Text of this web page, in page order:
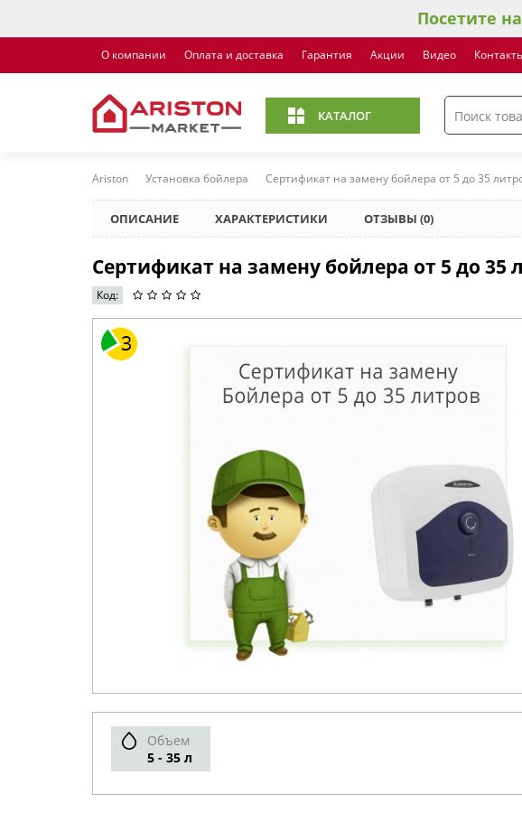
Посетите
О компании Оплата и доставка Гарантия Акции Видео
КАТАЛОГ
Ariston Установка бойлера Сертификат на замену бойлера от 5 до 35
ОПИСАНИЕ ХАРАКТЕРИСТИКИ ОТЗЫВЫ (0)
Сертификат на замену бойлера от 5 до 35
Код:
Объем
5 - 35 л